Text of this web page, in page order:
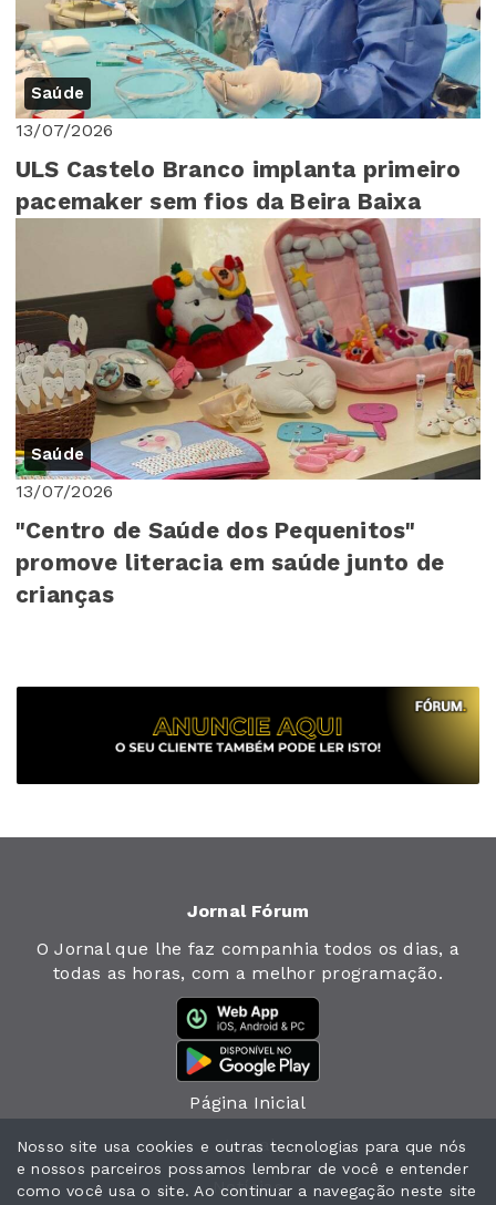
Saúde
13/07/2026
ULS Castelo Branco implanta primeiro
pacemaker sem fios da Beira Baixa
Saúde
13/07/2026
"Centro de Saúde dos Pequenitos"
promove literacia em saúde junto de
crianças
Jornal Fórum
O Jornal que lhe faz companhia todos os dias, a
todas as horas, com a melhor programação.
Página Inicial
Jornal
Notícias
Nosso site usa cookies e outras tecnologias para que nós
e nossos parceiros possamos lembrar de você e entender
como você usa o site. Ao continuar a navegação neste site